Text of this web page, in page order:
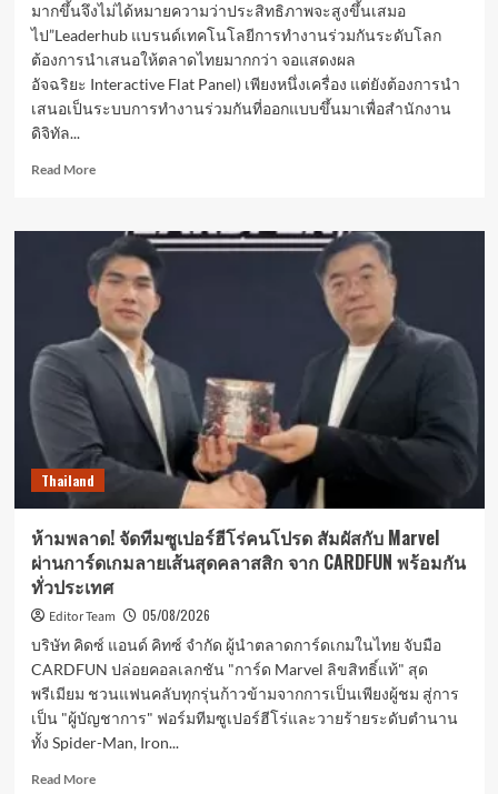
มากขึ้นจึงไม่ได้หมายความว่าประสิทธิภาพจะสูงขึ้นเสมอ
ไป”Leaderhub แบรนด์เทคโนโลยีการทำงานร่วมกันระดับโลก
ต้องการนำเสนอให้ตลาดไทยมากกว่า จอแสดงผล
อัจฉริยะ Interactive Flat Panel) เพียงหนึ่งเครื่อง แต่ยังต้องการนำ
เสนอเป็นระบบการทำงานร่วมกันที่ออกแบบขึ้นมาเพื่อสำนักงาน
ดิจิทัล...
Read MoreRead
จาก
หน้า
จอ
เดียว
สู่
ระบบ
ทำงาน
ร่วม
แบบ
ครบ
วงจร
ประสบการณ์
ระดับ
โลก
ขับ
เคลื่อน
ยก
ระดับ
สู่
ดิจิทัล
ใน
Thailand
ห้ามพลาด! จัดทีมซูเปอร์ฮีโร่คนโปรด สัมผัสกับ Marvel
ผ่านการ์ดเกมลายเส้นสุดคลาสสิก จาก CARDFUN พร้อมกัน
ทั่วประเทศ
Editor Team
05/08/2026
บริษัท คิดซ์ แอนด์ คิทซ์ จำกัด ผู้นำตลาดการ์ดเกมในไทย จับมือ
CARDFUN ปล่อยคอลเลกชัน "การ์ด Marvel ลิขสิทธิ์แท้" สุด
พรีเมียม ชวนแฟนคลับทุกรุ่นก้าวข้ามจากการเป็นเพียงผู้ชม สู่การ
เป็น "ผู้บัญชาการ" ฟอร์มทีมซูเปอร์ฮีโร่และวายร้ายระดับตำนาน
ทั้ง Spider-Man, Iron...
Read MoreRead